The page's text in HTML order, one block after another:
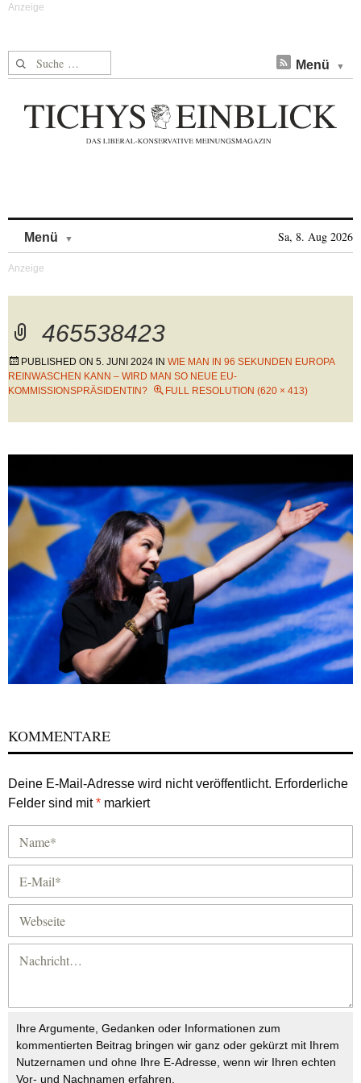
Suche nach: Menü
Menü Sa, 8. Aug 2026
465538423
PUBLISHED ON 5. JUNI 2024 IN WIE MAN IN 96 SEKUNDEN EUROPA
REINWASCHEN KANN – WIRD MAN SO NEUE EU-
KOMMISSIONSPRÄSIDENTIN?
FULL RESOLUTION (620 × 413)
KOMMENTARE
Deine E-Mail-Adresse wird nicht veröffentlicht. Erforderliche
Felder sind mit* markiert
Ihre Argumente, Gedanken oder Informationen zum
kommentierten Beitrag bringen wir ganz oder gekürzt mit Ihrem
Nutzernamen und ohne Ihre E-Adresse, wenn wir Ihren echten
Vor- und Nachnamen erfahren.